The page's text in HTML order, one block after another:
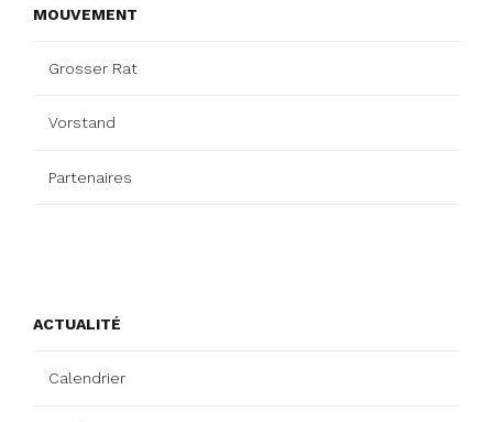
MOUVEMENT
Grosser Rat
Vorstand
Partenaires
ACTUALITÉ
Calendrier